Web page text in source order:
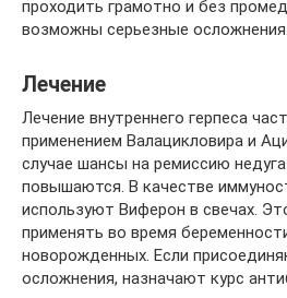
проходить грамотно и без
возможны серьезные осложнения.
Лечение
Лечение внутреннего герпеса
применением Валацикловира и
случае шансы на ремиссию
повышаются. В качестве
используют Виферон в свечах.
применять во время
новорожденных. Если
осложнения, назначают курс